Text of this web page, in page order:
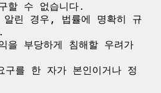
할 수 없습니다.
알린 경우, 법률에 명확히 규
부당하게 침해할 우려가
를 한 자가 본인이거나 정